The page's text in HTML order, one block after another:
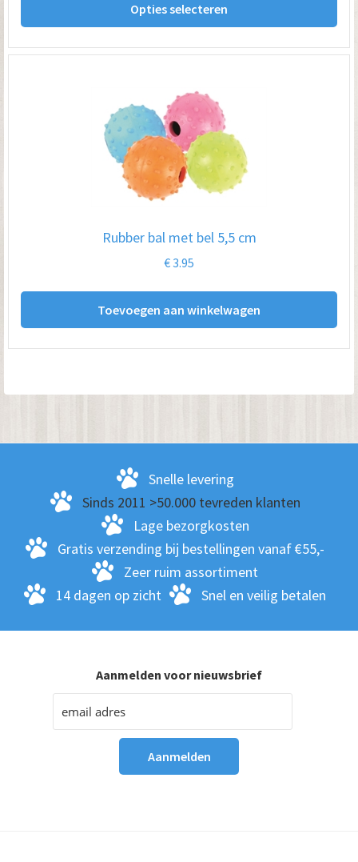
€ 52.95
Opties selecteren
Rubber bal met bel 5,5 cm
€3.95
Toevoegen aan winkelwagen
Snelle levering
Sinds 2011 >50.000 tevreden klanten
Lage bezorgkosten
Gratis verzending bij bestellingen vanaf €55,-
Zeer ruim assortiment
14 dagen op zicht
Snel en veilig betalen
Aanmelden voor nieuwsbrief